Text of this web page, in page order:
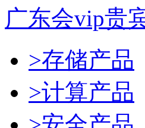
广东会vip贵
>存储产品
>计算产品